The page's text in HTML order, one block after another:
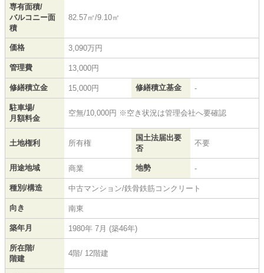
専有面積/
バルコニー面
積
82.57㎡/9.10㎡
価格 3,090万円
管理費 13,000円
修繕積立金 15,000円 修繕積立基金 -
駐車場/
月額料金
空無/10,000円 ※空き状況は管理会社へ要確認
土地権利 所有権
国土法届出要
否
不要
用途地域 商業 地勢 -
種別/構造 中古マンション/鉄骨鉄筋コンクリート
向き 南東
築年月 1980年 7月 (築46年)
所在階/
階建
4階/ 12階建